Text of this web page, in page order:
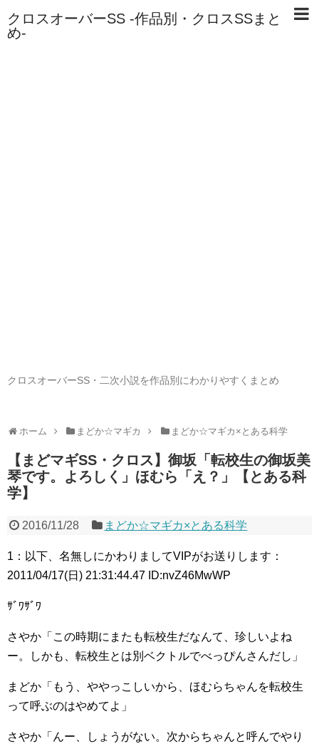
クロスオーバーSS -作品別・クロスSSまと
め-
クロスオーバーSS・二次小説を作品別にわかりやすくまとめ
ホーム まどか☆マギカ まどか☆マギカ×とある科学
【まどマギSS・クロス】御坂「転校生の御坂美
琴です。よろしく」ほむら「え？」【とある科
学】
2016/11/28 まどか☆マギカ×とある科学
1：以下、名無しにかわりましてVIPがお送りします：
2011/04/17(日) 21:31:44.47 ID:nvZ46MwWP
ｻﾞﾜｻﾞﾜ
さやか「この時期にまたも転校生だなんて、珍しいよね
ー。しかも、転校生とは別ベクトルでべっぴんさんだし」
まどか「もう、ややっこしいから、ほむらちゃんを転校生
って呼ぶのはやめてよ」
さやか「んー、しょうがない。次からちゃんと呼んでやり